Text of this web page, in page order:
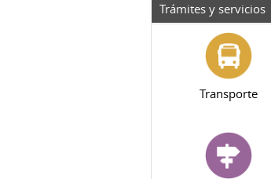
Trámites y servicios
Transporte